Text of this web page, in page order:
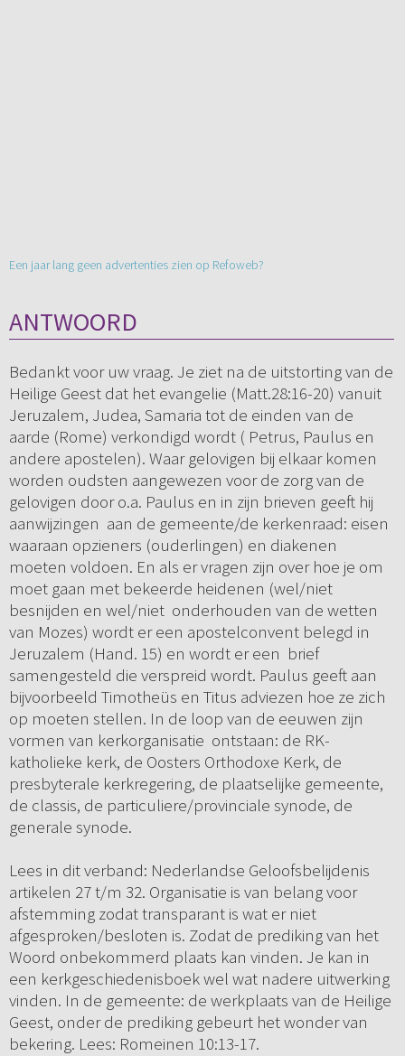
Een jaar lang geen advertenties zien op Refoweb?
ANTWOORD
Bedankt voor uw vraag. Je ziet na de uitstorting van de
Heilige Geest dat het evangelie (Matt.28:16-20) vanuit
Jeruzalem, Judea, Samaria tot de einden van de
aarde (Rome) verkondigd wordt ( Petrus, Paulus en
andere apostelen). Waar gelovigen bij elkaar komen
worden oudsten aangewezen voor de zorg van de
gelovigen door o.a. Paulus en in zijn brieven geeft hij
aanwijzingen aan de gemeente/de kerkenraad: eisen
waaraan opzieners (ouderlingen) en diakenen
moeten voldoen. En als er vragen zijn over hoe je om
moet gaan met bekeerde heidenen (wel/niet
besnijden en wel/niet onderhouden van de wetten
van Mozes) wordt er een apostelconvent belegd in
Jeruzalem (Hand. 15) en wordt er een brief
samengesteld die verspreid wordt. Paulus geeft aan
bijvoorbeeld Timotheüs en Titus adviezen hoe ze zich
op moeten stellen. In de loop van de eeuwen zijn
vormen van kerkorganisatie ontstaan: de RK-
katholieke kerk, de Oosters Orthodoxe Kerk, de
presbyterale kerkregering, de plaatselijke gemeente,
de classis, de particuliere/provinciale synode, de
generale synode.
Lees in dit verband: Nederlandse Geloofsbelijdenis
artikelen 27 t/m 32. Organisatie is van belang voor
afstemming zodat transparant is wat er niet
afgesproken/besloten is. Zodat de prediking van het
Woord onbekommerd plaats kan vinden. Je kan in
een kerkgeschiedenisboek wel wat nadere uitwerking
vinden. In de gemeente: de werkplaats van de Heilige
Geest, onder de prediking gebeurt het wonder van
bekering. Lees: Romeinen 10:13-17.